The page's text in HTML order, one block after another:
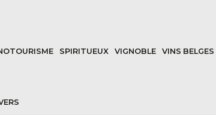
SPIRITUEUX VIGNOBLE VINS BELGES